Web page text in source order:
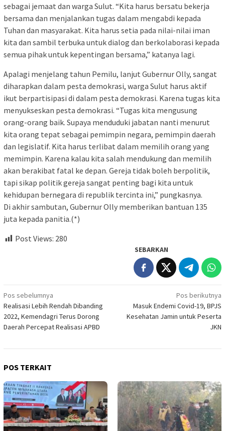
sebagai jemaat dan warga Sulut. “Kita harus bersatu bekerja
bersama dan menjalankan tugas dalam mengabdi kepada
Tuhan dan masyarakat. Kita harus setia pada nilai-nilai iman
kita dan sambil terbuka untuk dialog dan berkolaborasi kepada
semua pihak untuk kepentingan bersama,” katanya lagi.
Apalagi menjelang tahun Pemilu, lanjut Gubernur Olly, sangat
diharapkan dalam pesta demokrasi, warga Sulut harus aktif
ikut berpartisipasi di dalam pesta demokrasi. Karena tugas kita
menyukseskan pesta demokrasi. “Tugas kita mengusung
orang-orang baik. Supaya menduduki jabatan nanti menurut
kita orang tepat sebagai pemimpin negara, pemimpin daerah
dan legislatif. Kita harus terlibat dalam memilih orang yang
memimpin. Karena kalau kita salah mendukung dan memilih
akan berakibat fatal ke depan. Gereja tidak boleh berpolitik,
tapi sikap politik gereja sangat penting bagi kita untuk
kehidupan bernegara di republik tercinta ini,” pungkasnya.
Di akhir sambutan, Gubernur Olly memberikan bantuan 135
juta kepada panitia.(*)
Post Views: 280
SEBARKAN
Navigasi
pos
Pos sebelumnya
Realisasi Lebih Rendah Dibanding
2022, Kemendagri Terus Dorong
Daerah Percepat Realisasi APBD
Pos berikutnya
Masuk Endemi Covid-19, BPJS
Kesehatan Jamin untuk Peserta
JKN
POS TERKAIT